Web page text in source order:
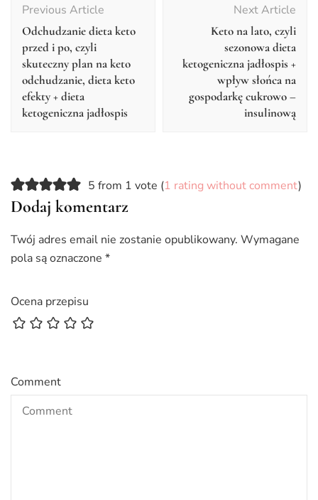
Navigation
Previous Article
Odchudzanie dieta keto
przed i po, czyli
skuteczny plan na keto
odchudzanie, dieta keto
efekty + dieta
ketogeniczna jadłospis
Next Article
Keto na lato, czyli
sezonowa dieta
ketogeniczna jadłospis +
wpływ słońca na
gospodarkę cukrowo –
insulinową
5 from 1 vote (1 rating without comment)
Dodaj komentarz
Twój adres email nie zostanie opublikowany. Wymagane
pola są oznaczone *
Ocena przepisu
Comment